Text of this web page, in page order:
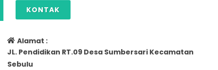
KONTAK
Alamat :
JL. Pendidikan RT.09 Desa Sumbersari Kecamatan
Sebulu